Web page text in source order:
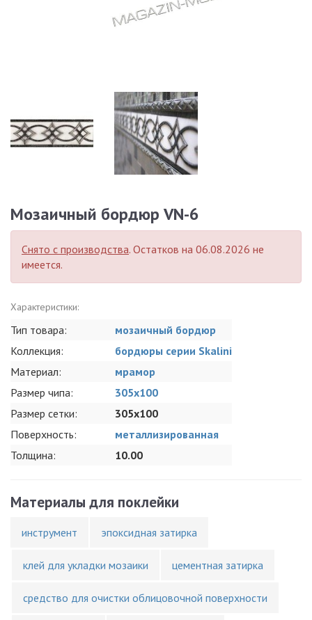
Мозаичный бордюр VN-6
Снято с производства. Остатков на 06.08.2026 не
имеется.
Характеристики:
Тип товара:
мозаичный бордюр
Коллекция:
бордюры серии Skalini
Материал:
мрамор
Размер чипа:
305x100
Размер сетки:
305x100
Поверхность:
металлизированная
Толщина:
10.00
Материалы для поклейки
инструмент эпоксидная затирка
клей для укладки мозаики цементная затирка
средство для очистки облицовочной поверхности